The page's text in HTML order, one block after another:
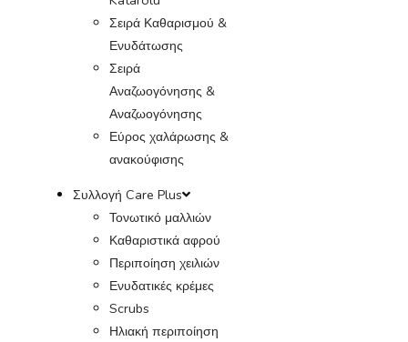
Σειρά Καθαρισμού &
Ενυδάτωσης
Σειρά
Αναζωογόνησης &
Αναζωογόνησης
Εύρος χαλάρωσης &
ανακούφισης
Συλλογή Care Plus
Τονωτικό μαλλιών
Καθαριστικά αφρού
Περιποίηση χειλιών
Ενυδατικές κρέμες
Scrubs
Ηλιακή περιποίηση